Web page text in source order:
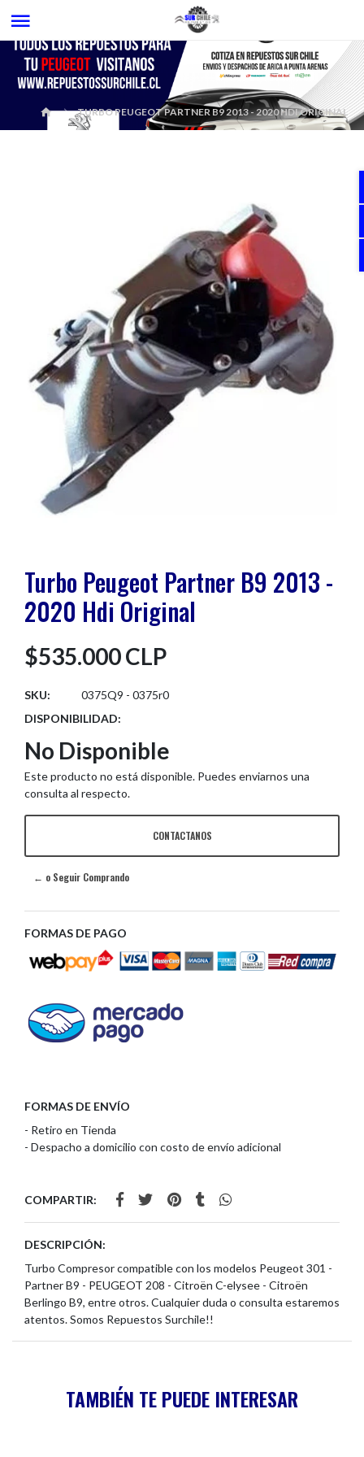
TURBO PEUGEOT PARTNER B9 2013 - 2020 HDI ORIGINAL
Turbo Peugeot Partner B9 2013 -
2020 Hdi Original
$535.000 CLP
SKU:
0375Q9 - 0375r0
DISPONIBILIDAD:
No Disponible
Este producto no está disponible. Puedes enviarnos una
consulta al respecto.
CONTACTANOS
← o Seguir Comprando
FORMAS DE PAGO
FORMAS DE ENVÍO
- Retiro en Tienda
- Despacho a domicilio con costo de envío adicional
COMPARTIR:
DESCRIPCIÓN:
Turbo Compresor compatible con los modelos Peugeot 301 -
Partner B9 - PEUGEOT 208 - Citroën C-elysee - Citroën
Berlingo B9, entre otros. Cualquier duda o consulta estaremos
atentos. Somos Repuestos Surchile!!
TAMBIÉN TE PUEDE INTERESAR